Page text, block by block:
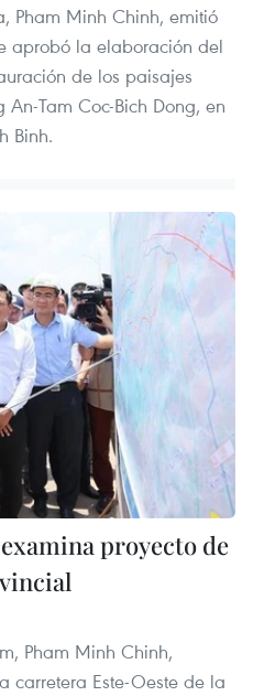
Pham Minh Chinh, emitió
aprobó la elaboración del
de los paisajes
Tam Coc-Bich Dong, en
Binh.
proyecto de
Pham Minh Chinh,
carretera Este-Oeste de la